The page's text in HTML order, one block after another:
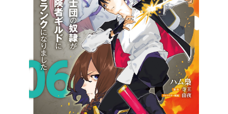
オーバーラップノベルスf
ロサージュノベルス